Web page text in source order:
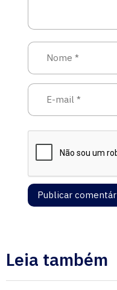
Leia também